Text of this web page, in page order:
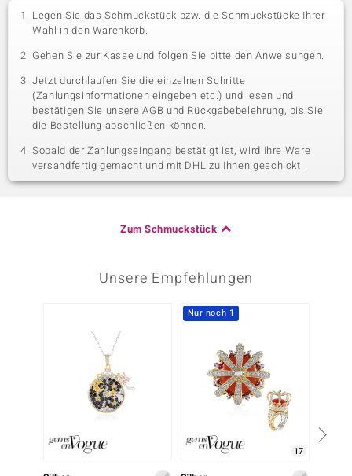
Legen Sie das Schmuckstück bzw. die Schmuckstücke Ihrer
Wahl in den Warenkorb.
Gehen Sie zur Kasse und folgen Sie bitte den Anweisungen.
Jetzt durchlaufen Sie die einzelnen Schritte
(Zahlungsinformationen eingeben etc.) und lesen und
bestätigen Sie unsere AGB und Rückgabebelehrung, bis Sie
die Bestellung abschließen können.
Sobald der Zahlungseingang bestätigt ist, wird Ihre Ware
versandfertig gemacht und mit DHL zu Ihnen geschickt.
Zum Schmuckstück
Unsere Empfehlungen
Nur noch 1
17